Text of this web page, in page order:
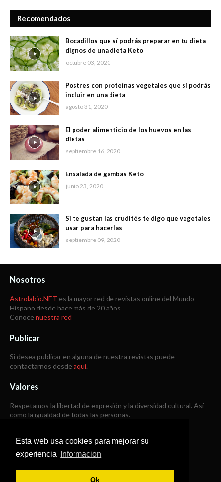
Esta web usa cookies para mejorar su
experiencia
Informacion
Ok
Recomendados
Bocadillos que sí podrás preparar en tu dieta
dignos de una dieta Keto
octubre 03, 2020
Postres con proteínas vegetales que sí podrás
incluir en una dieta
agosto 31, 2020
El poder alimenticio de los huevos en las
dietas
septiembre 16, 2020
Ensalada de gambas Keto
junio 23, 2020
Si te gustan las crudités te digo que vegetales
usar para hacerlas
septiembre 09, 2020
Nosotros
Astrolabio.NET es la mayor red de revistas online del Mundo
Hispano desde hace más de 20 años.
Conoce nuestra red
Publicar
Si desea publicar en alguna de nuestra revistas puede
contactarnos desde aquí.
Valores
Respetamos la libertad de expresión y la diversidad cultural. Así
como la igualdad de todas las personas.
Copyright © 1998 -